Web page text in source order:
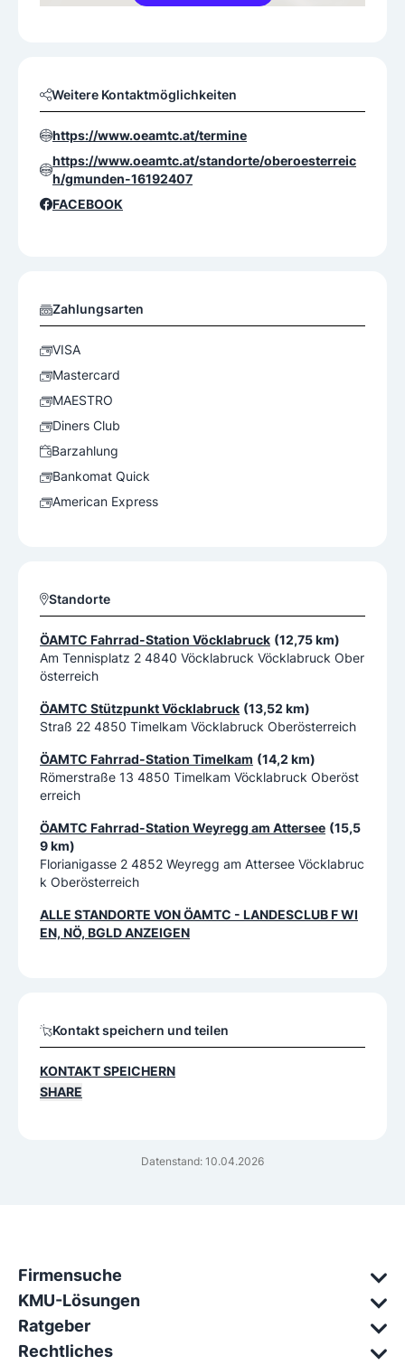
Datenstand: 10.04.2026
Weitere Kontaktmöglichkeiten
https://www.oeamtc.at/termine
https://www.oeamtc.at/standorte/oberoesterreic
h/gmunden-16192407
FACEBOOK
Zahlungsarten
VISA
Mastercard
MAESTRO
Diners Club
Barzahlung
Bankomat Quick
American Express
Standorte
ÖAMTC Fahrrad-Station Vöcklabruck (12,75 km)
Am Tennisplatz 2 4840 Vöcklabruck Vöcklabruck Ober
österreich
ÖAMTC Stützpunkt Vöcklabruck (13,52 km)
Straß 22 4850 Timelkam Vöcklabruck Oberösterreich
ÖAMTC Fahrrad-Station Timelkam (14,2 km)
Römerstraße 13 4850 Timelkam Vöcklabruck Oberöst
erreich
ÖAMTC Fahrrad-Station Weyregg am Attersee (15,5
9 km)
Florianigasse 2 4852 Weyregg am Attersee Vöcklabruc
k Oberösterreich
ALLE STANDORTE VONÖAMTC - LANDESCLUB F WI
EN, NÖ, BGLDANZEIGEN
Kontakt speichern und teilen
KONTAKT SPEICHERN
SHARE
Firmensuche
KMU-Lösungen
Ratgeber
Rechtliches